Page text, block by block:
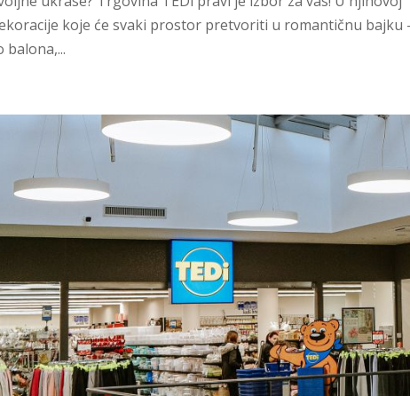
koje će svaki prostor pretvoriti u romantičnu bajku
balona,...